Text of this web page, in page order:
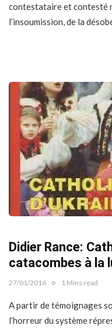
contestataire et contesté
l’insoumission, de la
Didier Rance:
catacombes à la
27/01/2016 1 Mins read
A partir de témoignages
l’horreur du système